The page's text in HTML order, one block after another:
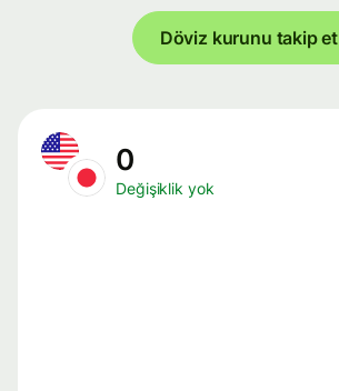
Döviz kurunu takip et
0
Değişiklik yok